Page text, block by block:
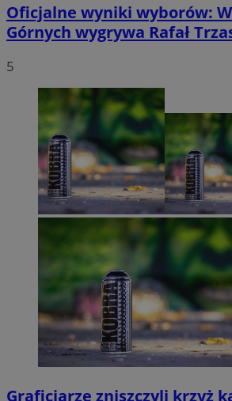
Oficjalne wyniki wyborów:
Górnych wygrywa Rafał
5
Graficiarze zniszczyli krzyż